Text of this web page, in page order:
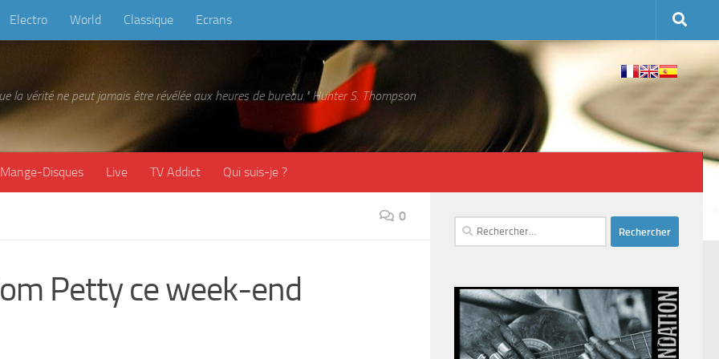
Electro World Classique Ecrans
la vérité ne peut jamais être révélée aux heures de bureau." Hunter S. Thompson
Mange-Disques Live TV Addict Qui suis-je ?
0
Petty ce week-end
Rechercher :